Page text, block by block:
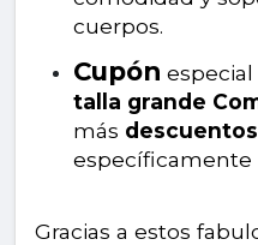
cuerpos.
Cupón especial
talla grande
más descuentos
específicamente
Gracias a estos